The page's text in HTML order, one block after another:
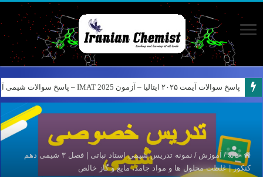
پاسخ سوالات آیمت ۲۰۲۵ ایتالیا – آزمون IMAT 2025 – پاسخ سوالات شیمی آیمت ۲۰۲۵
خانه / آموزش /
نمونه تدریس شیمی استاد نباتی | فصل ۳ شیمی دهم
کنکور | غلظت محلول ها و مواد جامد، مایع و گاز خالص